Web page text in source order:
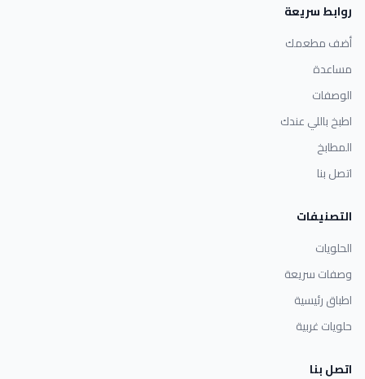
روابط سريعة
أضف مطعمك
مساعدة
الوصفات
اطبخ باللي عندك
المطابخ
اتصل بنا
التصنيفات
الحلويات
وصفات سريعة
اطباق رئيسية
حلويات غربية
اتصل بنا